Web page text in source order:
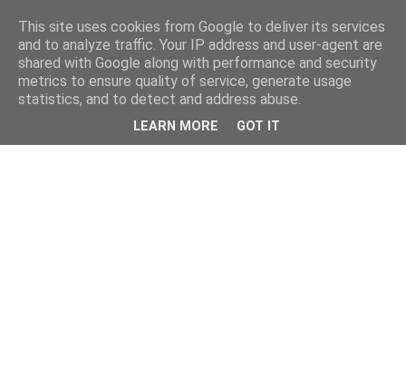
This site uses cookies from Google to deliver its services
and to analyze traffic. Your IP address and user-agent are
shared with Google along with performance and security
metrics to ensure quality of service, generate usage
statistics, and to detect and address abuse.
LEARN MORE GOT IT